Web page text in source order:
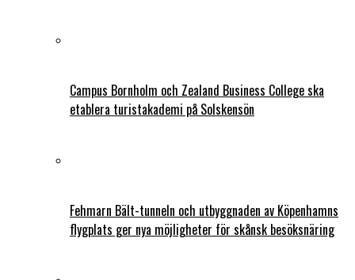
Campus Bornholm och Zealand Business College ska
etablera turistakademi på Solskensön
Fehmarn Bält-tunneln och utbyggnaden av Köpenhamns
flygplats ger nya möjligheter för skånsk besöksnäring